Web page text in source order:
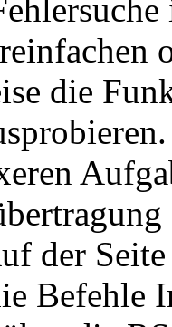
die
der Seite
Befehle